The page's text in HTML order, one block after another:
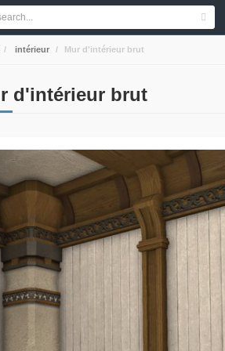
intérieur Mur d'intérieur brut
d'intérieur brut